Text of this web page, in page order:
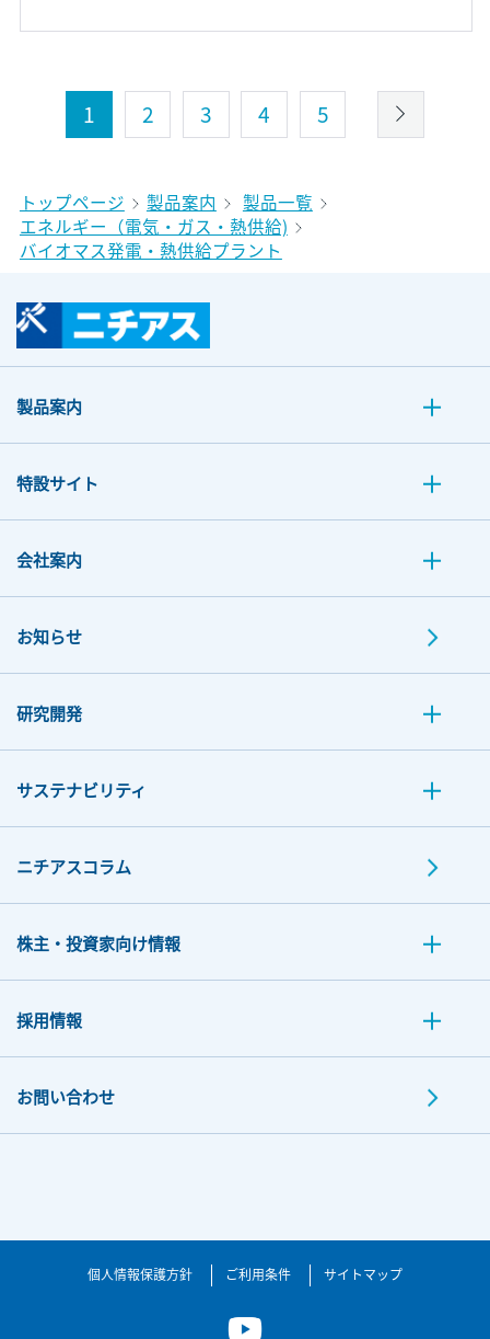
1 2 3 4 5
トップページ 製品案内
製品一覧
エネルギー（電気・ガス・熱供給)
バイオマス発電・熱供給プラント
製品案内
特設サイト
会社案内
お知らせ
研究開発
サステナビリティ
ニチアスコラム
株主・投資家向け情報
採用情報
お問い合わせ
個人情報保護方針 ご利用条件 サイトマップ